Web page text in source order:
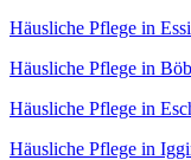
Häusliche Pflege in
Häusliche Pflege in
Häusliche Pflege in
Häusliche Pflege in